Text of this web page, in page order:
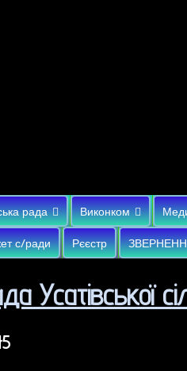
рада Виконком
с/ради Рєєстр
Усатівської